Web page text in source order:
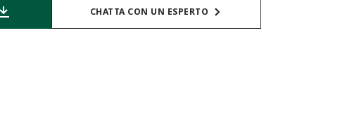
CHATTA CON UN ESPERTO